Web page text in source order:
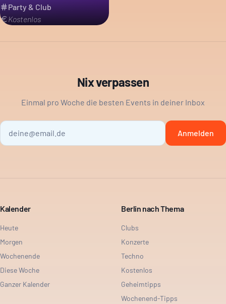
Party & Club
Kostenlos
Nix verpassen
Einmal pro Woche die besten Events in deiner Inbox
Anmelden
Kalender
Heute
Morgen
Wochenende
Diese Woche
Ganzer Kalender
Berlin nach Thema
Clubs
Konzerte
Techno
Kostenlos
Geheimtipps
Wochenend-Tipps